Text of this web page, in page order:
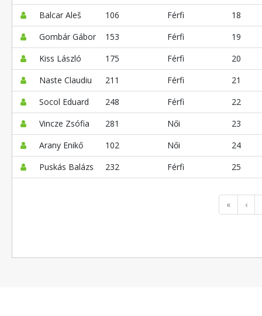
Balcar Aleš
106 Férfi
18
Gombár Gábor
153 Férfi
19
Kiss László
175 Férfi
20
Naste Claudiu
211 Férfi
21
Socol Eduard
248 Férfi
22
Vincze Zsófia
281 Női
23
Arany Enikő
102 Női
24
Puskás Balázs
232 Férfi 25
« ‹